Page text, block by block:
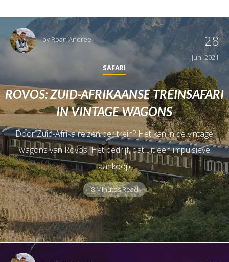
byRoan Andree 28
juni 2021
SAFARI
ROVOS: ZUID-AFRIKAANSE TREINSAFARI
IN VINTAGE WAGONS
Door Zuid-Afrika reizen per trein? Het kan in de vintage
wagons van Rovos. Het bedrijf, dat uit een impulsieve
aankoop
8 Minutes Read